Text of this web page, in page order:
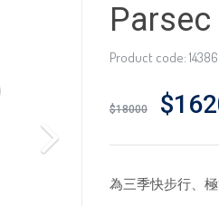
Product code: 14386
$18000
為三季快步行、